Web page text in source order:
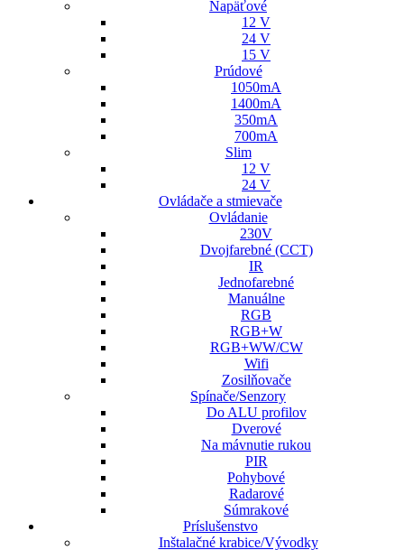
Napäťové
12 V
24 V
15 V
Prúdové
1050mA
1400mA
350mA
700mA
Slim
12 V
24 V
Ovládače a stmievače
Ovládanie
230V
Dvojfarebné (CCT)
IR
Jednofarebné
Manuálne
RGB
RGB+W
RGB+WW/CW
Wifi
Zosilňovače
Spínače/Senzory
Do ALU profilov
Dverové
Na mávnutie rukou
PIR
Pohybové
Radarové
Súmrakové
Príslušenstvo
Inštalačné krabice/Vývodky